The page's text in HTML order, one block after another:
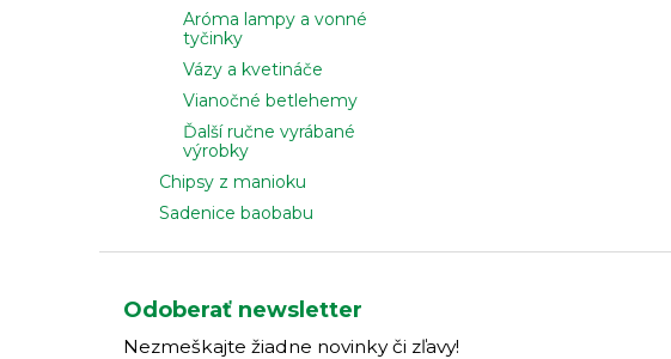
Aróma lampy a vonné
tyčinky
Vázy a kvetináče
Vianočné betlehemy
Ďalší ručne vyrábané
výrobky
Chipsy z manioku
Sadenice baobabu
Odoberať newsletter
Nezmeškajte žiadne novinky či zľavy!